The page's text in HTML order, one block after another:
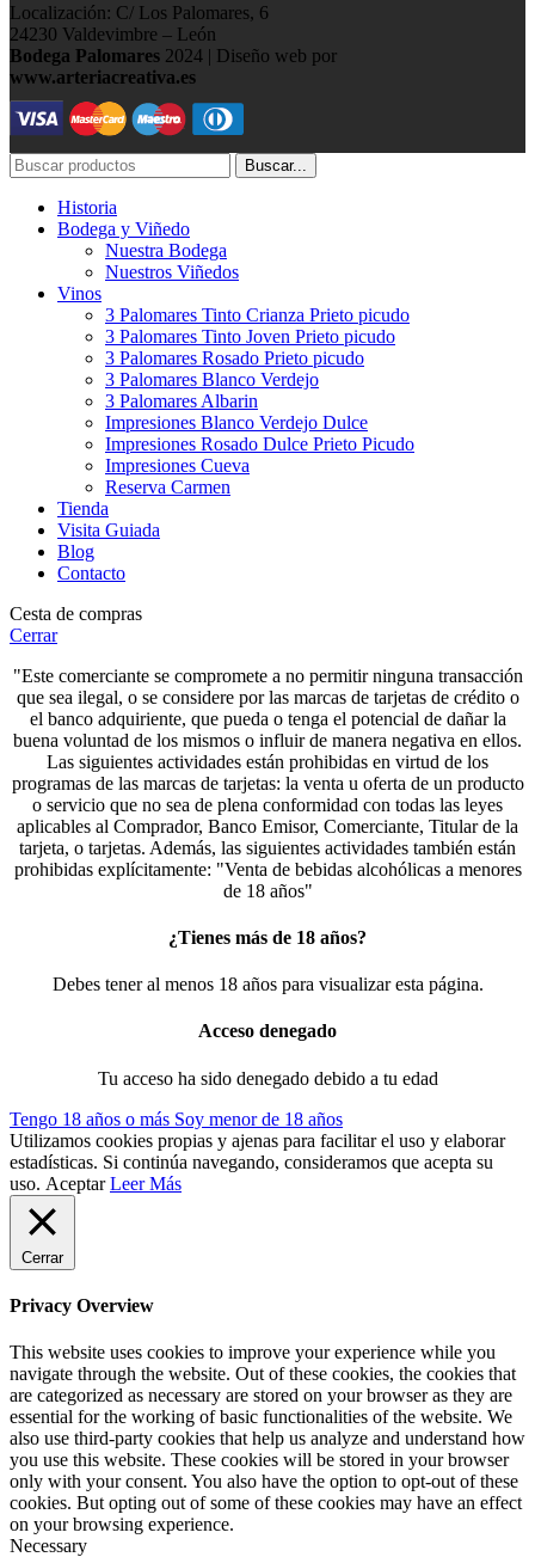
Localización: C/ Los Palomares, 6
24230 Valdevimbre – León
Bodega Palomares 2024 | Diseño web por
www.arteriacreativa.es
Buscar...
Historia
Bodega y Viñedo
Nuestra Bodega
Nuestros Viñedos
Vinos
3 Palomares Tinto Crianza Prieto picudo
3 Palomares Tinto Joven Prieto picudo
3 Palomares Rosado Prieto picudo
3 Palomares Blanco Verdejo
3 Palomares Albarin
Impresiones Blanco Verdejo Dulce
Impresiones Rosado Dulce Prieto Picudo
Impresiones Cueva
Reserva Carmen
Tienda
Visita Guiada
Blog
Contacto
Cesta de compras
Cerrar
"Este comerciante se compromete a no permitir ninguna transacción
que sea ilegal, o se considere por las marcas de tarjetas de crédito o
el banco adquiriente, que pueda o tenga el potencial de dañar la
buena voluntad de los mismos o influir de manera negativa en ellos.
Las siguientes actividades están prohibidas en virtud de los
programas de las marcas de tarjetas: la venta u oferta de un producto
o servicio que no sea de plena conformidad con todas las leyes
aplicables al Comprador, Banco Emisor, Comerciante, Titular de la
tarjeta, o tarjetas. Además, las siguientes actividades también están
prohibidas explícitamente: "Venta de bebidas alcohólicas a menores
de 18 años"
¿Tienes más de 18 años?
Debes tener al menos 18 años para visualizar esta página.
Acceso denegado
Tu acceso ha sido denegado debido a tu edad
Tengo 18 años o más Soy menor de 18 años
Utilizamos cookies propias y ajenas para facilitar el uso y elaborar
estadísticas. Si continúa navegando, consideramos que acepta su
uso. Aceptar Leer Más
Cerrar
Privacy Overview
This website uses cookies to improve your experience while you
navigate through the website. Out of these cookies, the cookies that
are categorized as necessary are stored on your browser as they are
essential for the working of basic functionalities of the website. We
also use third-party cookies that help us analyze and understand how
you use this website. These cookies will be stored in your browser
only with your consent. You also have the option to opt-out of these
cookies. But opting out of some of these cookies may have an effect
on your browsing experience.
Necessary